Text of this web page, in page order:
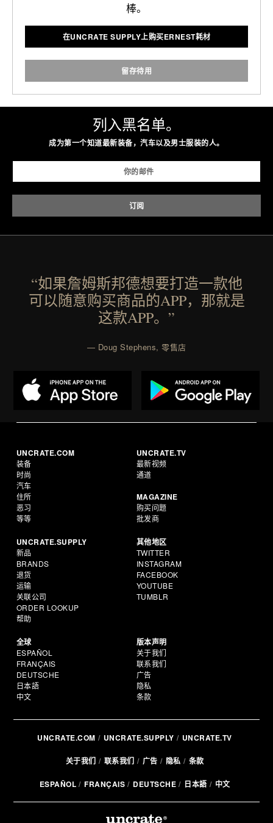
棒。
在UNCRATE SUPPLY上购买ERNEST耗材
留存待用
列入黑名单。
成为第一个知道最新装备，汽车以及男士服装的人。
“如果詹姆斯邦德想要打造一款他
可以随意购买商品的APP，那就是
这款APP。”
— Doug Stephens, 零售店
UNCRATE.COM
装备
时尚
汽车
住所
恶习
等等
UNCRATE.TV
最新视频
通道
MAGAZINE
购买问题
批发商
UNCRATE.SUPPLY
新品
BRANDS
退货
运输
关联公司
ORDER LOOKUP
帮助
其他地区
TWITTER
INSTAGRAM
FACEBOOK
YOUTUBE
TUMBLR
全球
ESPAÑOL
FRANÇAIS
DEUTSCHE
日本語
中文
版本声明
关于我们
联系我们
广告
隐私
条款
UNCRATE.COM UNCRATE.SUPPLY UNCRATE.TV
关于我们 联系我们 广告 隐私 条款
ESPAÑOL FRANÇAIS DEUTSCHE 日本語 中文